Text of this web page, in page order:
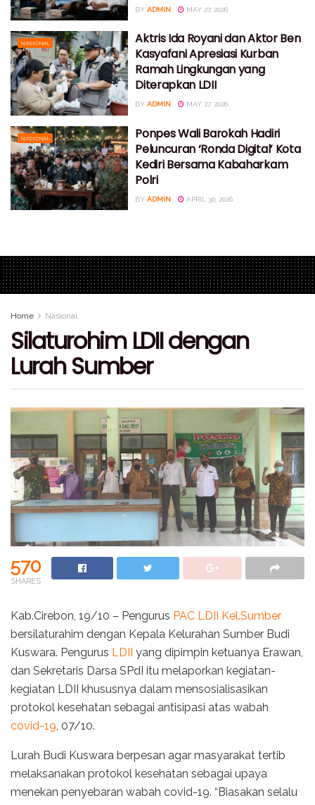
BY ADMIN MAY 27, 2026
NASIONAL
Aktris Ida Royani dan Aktor Ben
Kasyafani Apresiasi Kurban
Ramah Lingkungan yang
Diterapkan LDII
BY ADMIN MAY 27, 2026
NASIONAL
Ponpes Wali Barokah Hadiri
Peluncuran ‘Ronda Digital’ Kota
Kediri Bersama Kabaharkam
Polri
BY ADMIN APRIL 30, 2026
Home Nasional
Silaturohim LDII dengan
Lurah Sumber
570
SHARES
Kab.Cirebon, 19/10 – Pengurus PAC LDII Kel.Sumber
bersilaturahim dengan Kepala Kelurahan Sumber Budi
Kuswara. Pengurus LDII yang dipimpin ketuanya Erawan,
dan Sekretaris Darsa SPdI itu melaporkan kegiatan-
kegiatan LDII khususnya dalam mensosialisasikan
protokol kesehatan sebagai antisipasi atas wabah
covid-19, 07/10.
Lurah Budi Kuswara berpesan agar masyarakat tertib
melaksanakan protokol kesehatan sebagai upaya
menekan penyebaran wabah covid-19. “Biasakan selalu